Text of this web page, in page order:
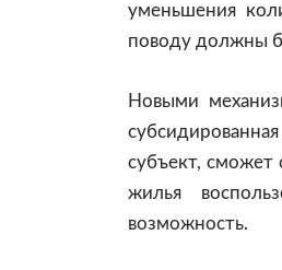
уменьшения
поводу должны
Новыми
субъект, сможет
жилья
возможность.